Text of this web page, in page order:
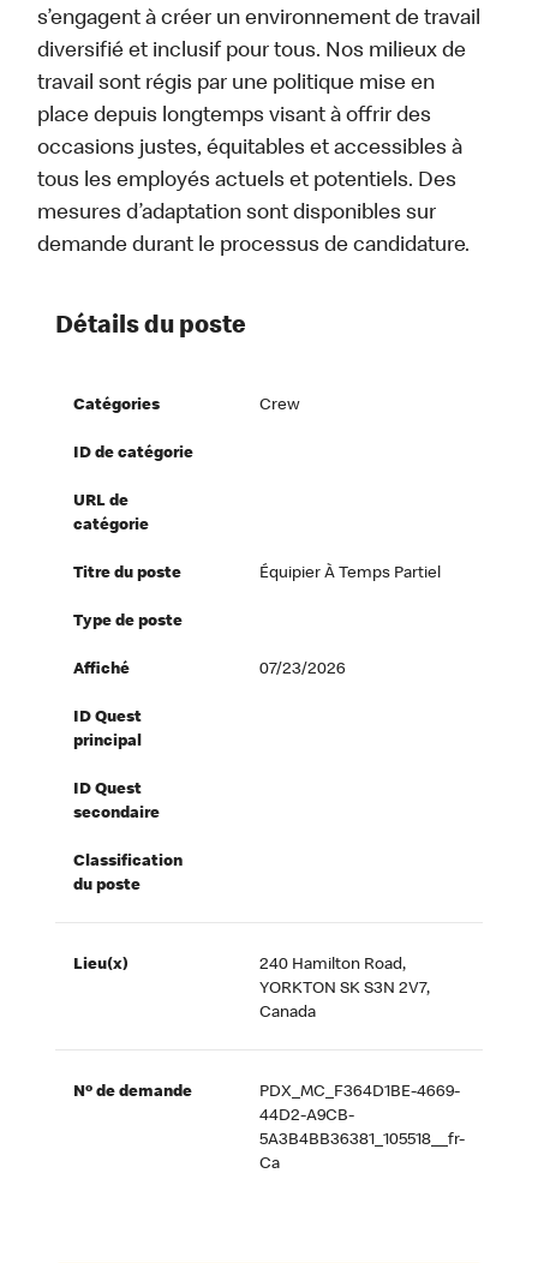
s’engagent à créer un environnement de travail
diversifié et inclusif pour tous. Nos milieux de
travail sont régis par une politique mise en
place depuis longtemps visant à offrir des
occasions justes, équitables et accessibles à
tous les employés actuels et potentiels. Des
mesures d’adaptation sont disponibles sur
demande durant le processus de candidature.
Détails du poste
Catégories Crew
ID de catégorie
URL de
catégorie
Titre du poste Équipier À Temps Partiel
Type de poste
Affiché 07/23/2026
ID Quest
principal
ID Quest
secondaire
Classification
du poste
Lieu(x)
240 Hamilton Road,
YORKTON SK S3N 2V7,
Canada
Nº de demande
PDX_MC_F364D1BE-4669-
44D2-A9CB-
5A3B4BB36381_105518__fr-
Ca